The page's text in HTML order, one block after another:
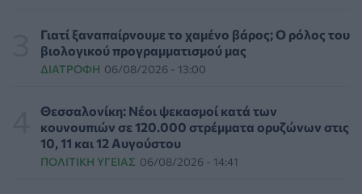
και στα φάρμακα
ΥΓΕΊΑ 07/08/2026 - 17:17
μοιράστηκε επί τρία χρόνια τη μάχη της με σπάνιο
καρκίνο
ΕΠΙΚΑΙΡΌΤΗΤΑ 07/08/2026 - 16:41
Γιατί ξαναπαίρνουμε το χαμένο βάρος; Ο ρόλος του
βιολογικού προγραμματισμού μας
ΔΙΑΤΡΟΦΉ 06/08/2026 - 13:00
Θεσσαλονίκη: Νέοι ψεκασμοί κατά των
κουνουπιών σε 120.000 στρέμματα ορυζώνων στις
10, 11 και 12 Αυγούστου
ΠΟΛΙΤΙΚΉ ΥΓΕΊΑΣ 06/08/2026 - 14:41